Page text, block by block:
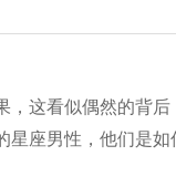
这看似偶然的背
座男性，他们是